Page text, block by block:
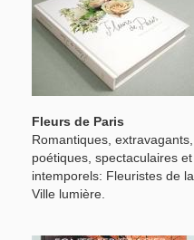
Fleurs de Paris
Romantiques, extravagants,
poétiques, spectaculaires et
intemporels: Fleuristes de la
Ville lumière.